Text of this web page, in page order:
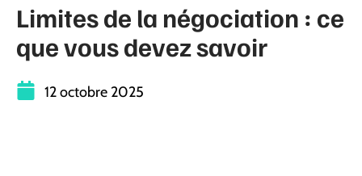
Limites de la négociation : ce
que vous devez savoir
12 octobre 2025